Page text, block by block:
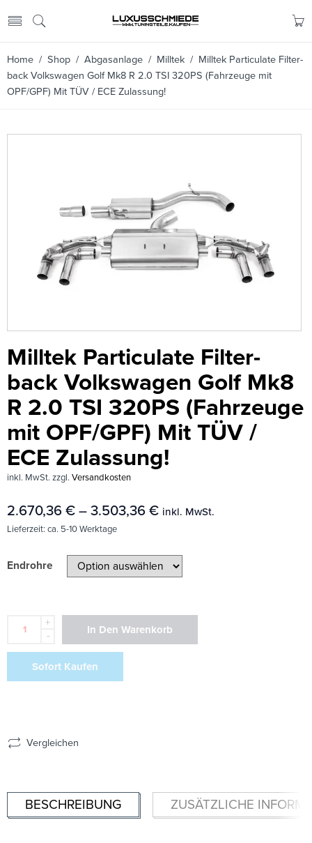
Home / Shop / Abgasanlage / Milltek / Milltek Particulate Filter-
back Volkswagen Golf Mk8 R 2.0 TSI 320PS (Fahrzeuge mit
OPF/GPF) Mit TÜV / ECE Zulassung!
Milltek Particulate Filter-
back Volkswagen Golf Mk8
R 2.0 TSI 320PS (Fahrzeuge
mit OPF/GPF) Mit TÜV /
ECE Zulassung!
inkl. MwSt. zzgl. Versandkosten
2.670,36 € – 3.503,36 € inkl. MwSt.
Lieferzeit: ca. 5-10 Werktage
Endrohre
+
-
In Den Warenkorb
Sofort Kaufen
Vergleichen
BESCHREIBUNG ZUSÄTZLICHE